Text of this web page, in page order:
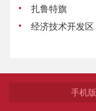
扎鲁特旗
经济技术开发区
手机版